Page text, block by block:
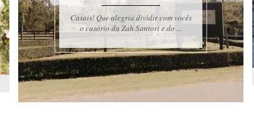
Casais! Que alegria dividir com vocês
o casório da Zah Santori e do ...